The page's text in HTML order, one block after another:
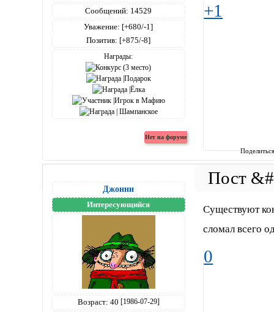
Сообщений: 14529
Уважение: [+680/-1]
Позитив: [+875/-8]
Награды:
+1
Джонни
Интересующийся
Возраст: 40 [1986-07-29]
Существуют
сломал всего
0